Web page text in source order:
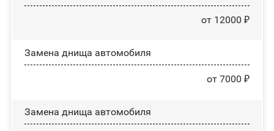
от 12000 ₽
Замена днища автомобиля
от 7000 ₽
Замена днища автомобиля